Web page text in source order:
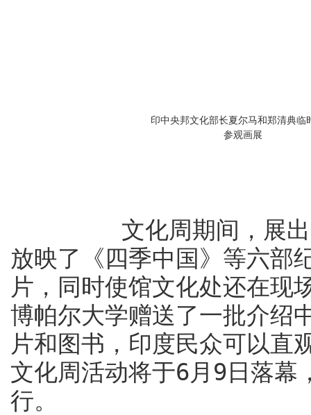
印中央邦文化部长夏尔马和郑清典临
参观画展
文化周期间，展出了
放映了《四季中国》等六部
片，同时使馆文化处还在现
博帕尔大学赠送了一批介绍
片和图书，印度民众可以直
文化周活动将于6月9日落幕
行。